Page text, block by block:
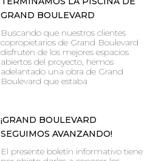
GRAND BOULEVARD
Buscando que nuestros clientes
copropietarios de Grand Boulevard
disfruten de los mejores espacios
abiertos del proyecto, hemos
adelantado una obra de Grand
Boulevard que estaba
¡GRAND BOULEVARD
SEGUIMOS AVANZANDO!
El presente boletín informativo tiene